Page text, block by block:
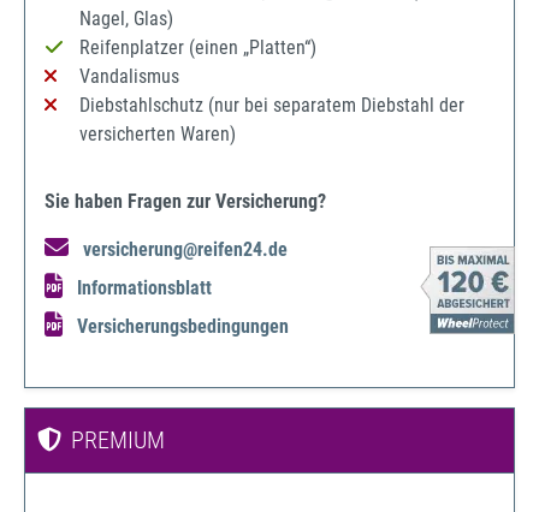
Nagel, Glas)
Reifenplatzer (einen „Platten“)
Vandalismus
Diebstahlschutz (nur bei separatem Diebstahl der
versicherten Waren)
Sie haben Fragen zur Versicherung?
versicherung@reifen24.de
Informationsblatt
Versicherungsbedingungen
PREMIUM